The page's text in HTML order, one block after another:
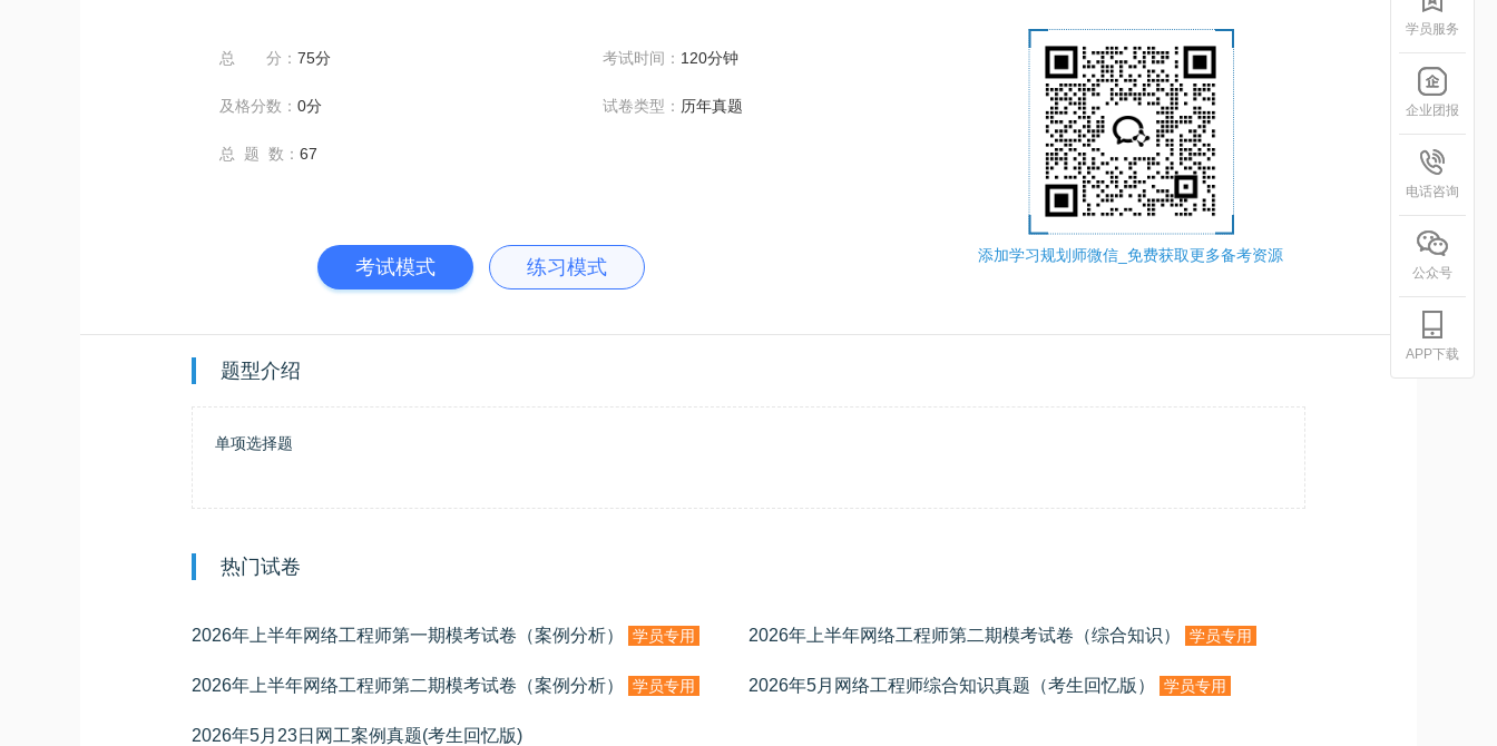
总 分： 75分
及格分数： 0分
总 题 数： 67
考试时间： 120分钟
试卷类型： 历年真题
考试模式 练习模式
添加学习规划师微信_免费获取更多备考资源
题型介绍
单项选择题
热门试卷
2026年上半年网络工程师第一期模考试卷（案例分析） 学员专用 2026年上半年网络工程师第二期模考试卷（综合知识） 学员专用
2026年上半年网络工程师第二期模考试卷（案例分析） 学员专用 2026年5月网络工程师综合知识真题（考生回忆版） 学员专用
2026年5月23日网工案例真题(考生回忆版)
学员服务
企业团报
电话咨询
公众号
APP下载